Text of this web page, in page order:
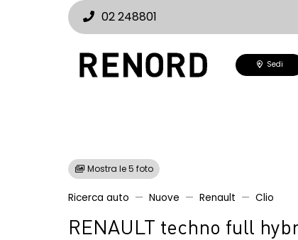
02 248801
Sedi
Mostra le 5 foto
Ricerca auto Nuove Renault Clio
RENAULT techno full